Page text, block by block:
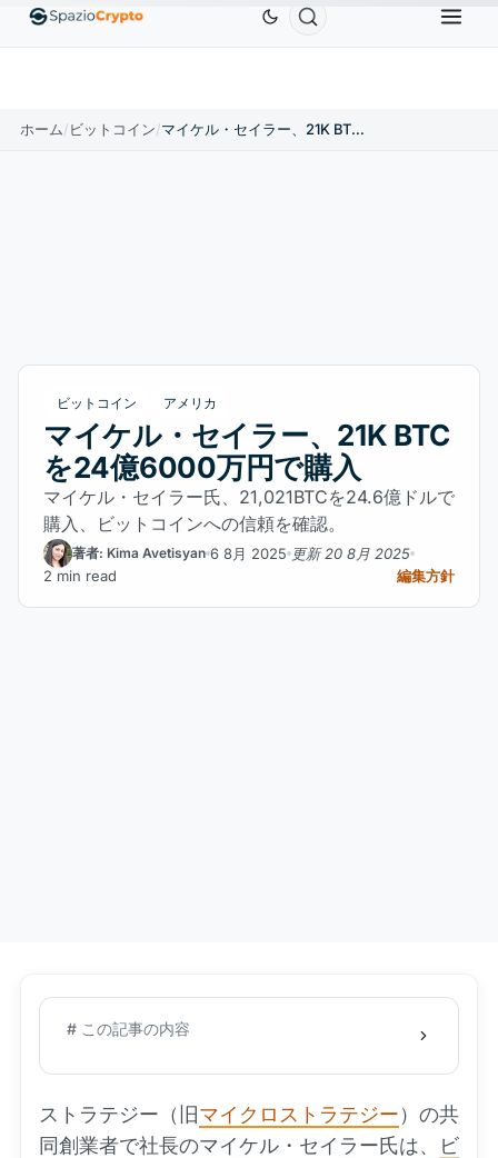
EthereumETH$1,880.58 Tether USDT$0.9991 BNBBNB
ホーム/ビットコイン/ マイケル・セイラー、21K BTCを24億6000万円で購入
ビットコイン アメリカ
マイケル・セイラー、21K BTC
を24億6000万円で購入
マイケル・セイラー氏、21,021BTCを24.6億ドルで
購入、ビットコインへの信頼を確認。
著者: Kima Avetisyan 6 8月 2025 更新 20 8月 2025
2 min read
編集方針
# この記事の内容
ストラテジー（旧マイクロストラテジー）の共
同創業者で社長のマイケル・セイラー氏は、
ビ